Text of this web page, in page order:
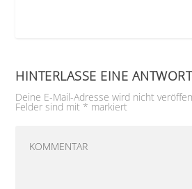
HINTERLASSE EINE ANTWORT
Deine E-Mail-Adresse wird nicht
Felder sind mit * markiert